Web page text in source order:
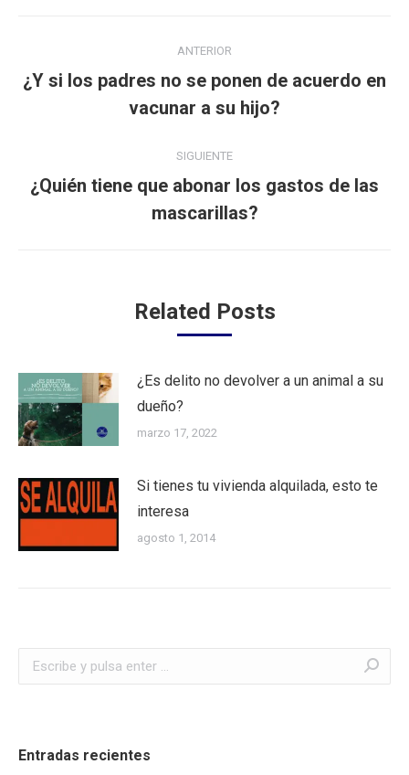
entre
publicaciones
ANTERIOR
Publicación
anterior:
¿Y si los padres no se ponen de acuerdo en
vacunar a su hijo?
SIGUIENTE
Publicación
siguiente:
¿Quién tiene que abonar los gastos de las
mascarillas?
Related Posts
¿Es delito no devolver a un animal a su
dueño?
marzo 17, 2022
Si tienes tu vivienda alquilada, esto te
interesa
agosto 1, 2014
Buscar:
Entradas recientes